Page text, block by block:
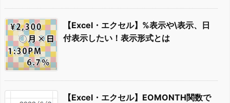
【Excel・エクセル】%表示や\表示、日
付表示したい！表示形式とは
【Excel・エクセル】EOMONTH関数で